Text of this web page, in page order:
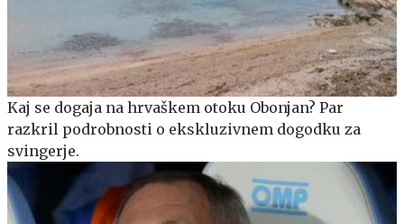
Kaj se dogaja na hrvaškem otoku Obonjan? Par
razkril podrobnosti o ekskluzivnem dogodku za
svingerje.